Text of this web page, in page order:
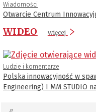
Wiadomości
Otwarcie Centrum
WIDEO więcej
Ludzie i komentarze
Polska innowacyjność w
Engineering) I MM STUDIO